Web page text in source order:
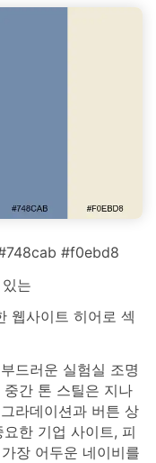
#f0ebd8
는
웹사이트 히어로 섹
드러운 실험실 조명
간 톤 스틸은 지나
라데이션과 버튼 상
한 기업 사이트, 피
장 어두운 네이비를